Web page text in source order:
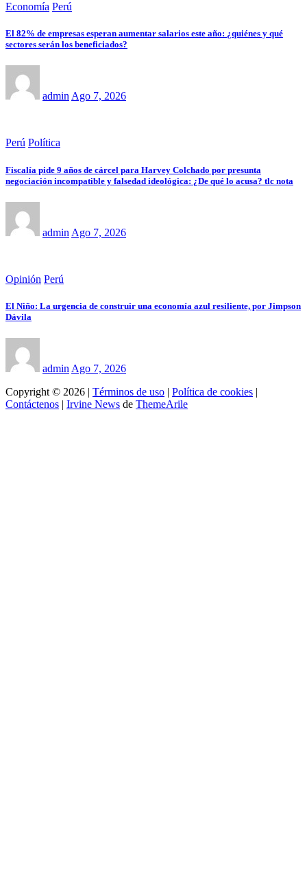
Economía Perú
El 82% de empresas esperan aumentar salarios este año: ¿quiénes y qué
sectores serán los beneficiados?
adminAgo 7, 2026
Perú Política
Fiscalía pide 9 años de cárcel para Harvey Colchado por presunta
negociación incompatible y falsedad ideológica: ¿De qué lo acusa? tlc nota
admin Ago 7, 2026
Opinión Perú
El Niño: La urgencia de construir una economía azul resiliente, por Jimpson
Dávila
admin Ago 7, 2026
Copyright © 2026 | Términos de uso | Política de cookies |
Contáctenos | Irvine News de ThemeArile